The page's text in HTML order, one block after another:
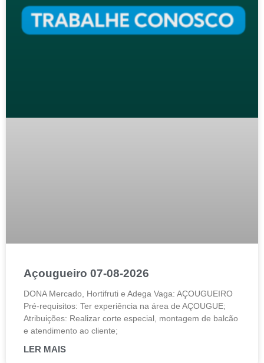
Açougueiro 07-08-2026
DONA Mercado, Hortifruti e Adega Vaga: AÇOUGUEIRO
Pré-requisitos: Ter experiência na área de AÇOUGUE;
Atribuições: Realizar corte especial, montagem de balcão
e atendimento ao cliente;
LER MAIS